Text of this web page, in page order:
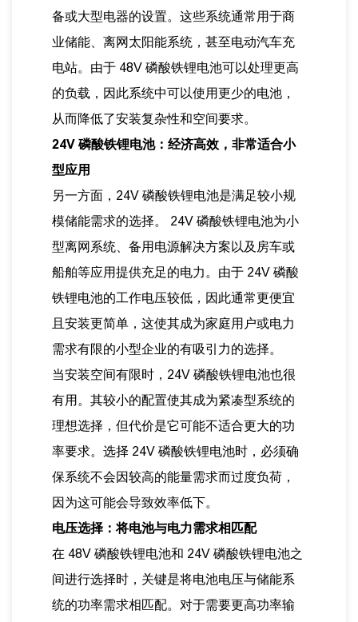
备或大型电器的设置。这些系统通常用于商
业储能、离网太阳能系统，甚至电动汽车充
电站。由于 48V 磷酸铁锂电池可以处理更高
的负载，因此系统中可以使用更少的电池，
从而降低了安装复杂性和空间要求。
24V 磷酸铁锂电池：经济高效，非常适合小
型应用
另一方面，24V 磷酸铁锂电池是满足较小规
模储能需求的选择。 24V 磷酸铁锂电池为小
型离网系统、备用电源解决方案以及房车或
船舶等应用提供充足的电力。由于 24V 磷酸
铁锂电池的工作电压较低，因此通常更便宜
且安装更简单，这使其成为家庭用户或电力
需求有限的小型企业的有吸引力的选择。
当安装空间有限时，24V 磷酸铁锂电池也很
有用。其较小的配置使其成为紧凑型系统的
理想选择，但代价是它可能不适合更大的功
率要求。选择 24V 磷酸铁锂电池时，必须确
保系统不会因较高的能量需求而过度负荷，
因为这可能会导致效率低下。
电压选择：将电池与电力需求相匹配
在 48V 磷酸铁锂电池和 24V 磷酸铁锂电池之
间进行选择时，关键是将电池电压与储能系
统的功率需求相匹配。对于需要更高功率输